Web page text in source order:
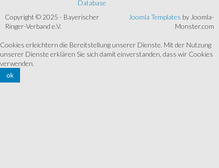
Database
Copyright © 2025 - Bayerischer
Ringer-Verband e.V.
Joomla Templates by Joomla-
Monster.com
Cookies erleichtern die Bereitstellung unserer Dienste. Mit der Nutzung
unserer Dienste erklären Sie sich damit einverstanden, dass wir Cookies
verwenden.
ok